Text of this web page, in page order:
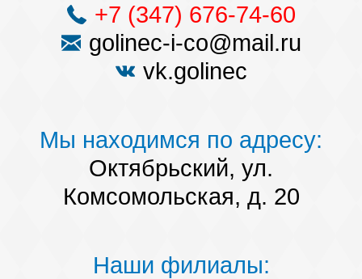
+7 (347) 676-74-60
golinec-i-co@mail.ru
vk.golinec
Мы находимся по адресу:
Октябрьский, ул.
Комсомольская, д. 20
Наши филиалы: